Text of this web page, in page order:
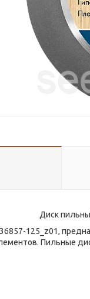
Диск
125_z01,
Пильные